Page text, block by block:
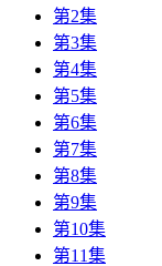
第2集
第3集
第4集
第5集
第6集
第7集
第8集
第9集
第10集
第11集